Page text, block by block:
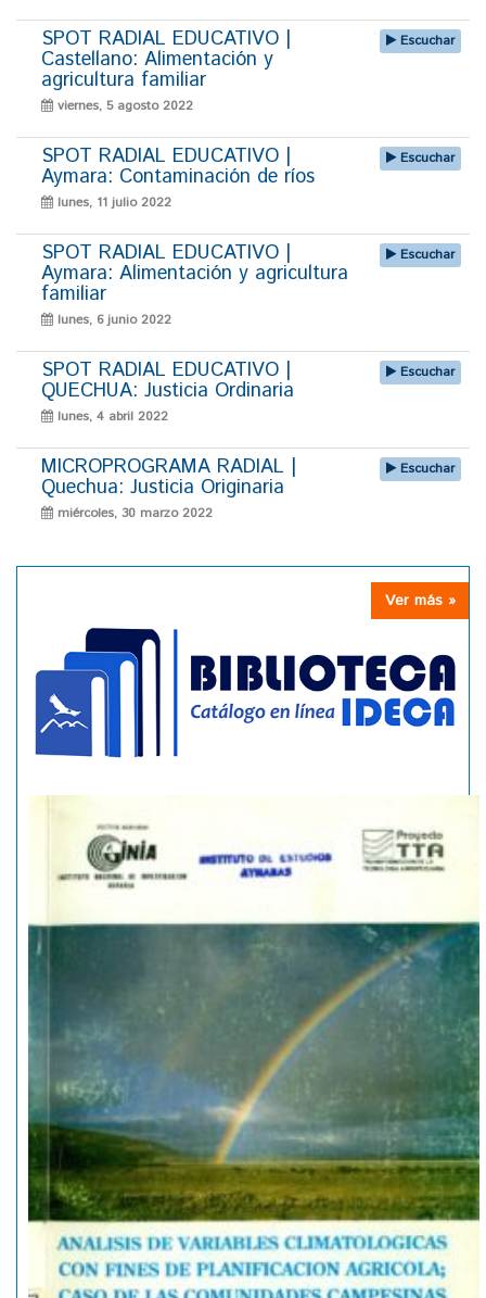
SPOT RADIAL EDUCATIVO |
Castellano: Alimentación y
agricultura familiar
viernes, 5 agosto 2022
Escuchar
SPOT RADIAL EDUCATIVO |
Aymara: Contaminación de ríos
lunes, 11 julio 2022
Escuchar
SPOT RADIAL EDUCATIVO |
Aymara: Alimentación y agricultura
familiar
lunes, 6 junio 2022
Escuchar
SPOT RADIAL EDUCATIVO |
QUECHUA: Justicia Ordinaria
lunes, 4 abril 2022
Escuchar
MICROPROGRAMA RADIAL |
Quechua: Justicia Originaria
miércoles, 30 marzo 2022
Escuchar
Ver más »